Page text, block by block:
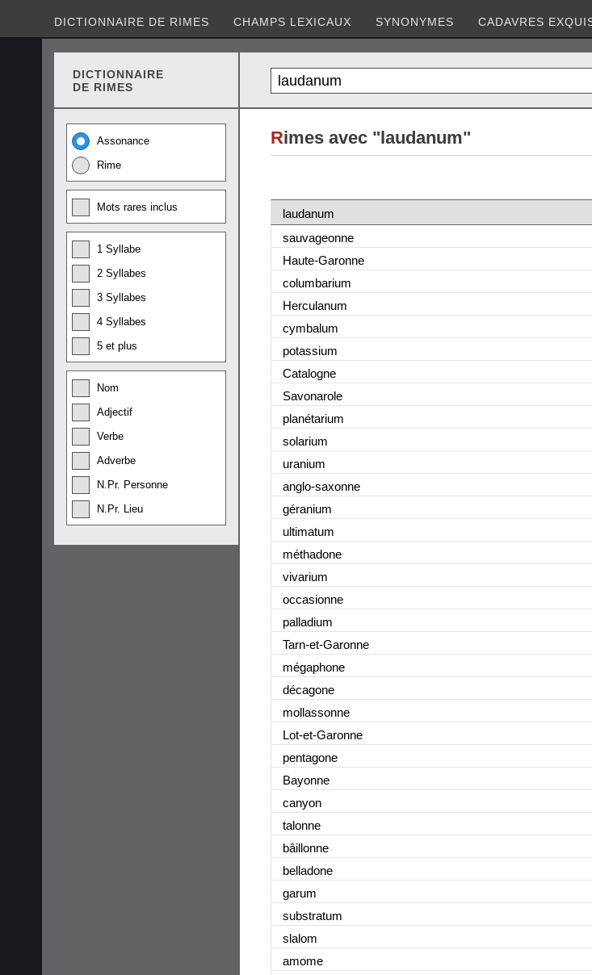
DICTIONNAIRE DE RIMES CHAMPS LEXICAUX SYNONYMES CADAVRES
DICTIONNAIRE
DE RIMES
Assonance
Rime
Mots rares inclus
1 Syllabe
2 Syllabes
3 Syllabes
4 Syllabes
5 et plus
Nom
Adjectif
Verbe
Adverbe
N.Pr. Personne
N.Pr. Lieu
Rimes avec "laudanum"
laudanum
sauvageonne
Haute-Garonne
columbarium
Herculanum
cymbalum
potassium
Catalogne
Savonarole
planétarium
solarium
uranium
anglo-saxonne
géranium
ultimatum
méthadone
vivarium
occasionne
palladium
Tarn-et-Garonne
mégaphone
décagone
mollassonne
Lot-et-Garonne
pentagone
Bayonne
canyon
talonne
bâillonne
belladone
garum
substratum
slalom
amome